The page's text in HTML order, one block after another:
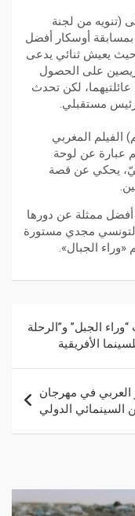
(تنويه من لجنة
أوسكار أفضل
حيث يعيش ثنائي يدعى
على الحصول
لكن تحدث
مستقبلي.
المغربي
عبارة عن لوحة
يحكي عن قصة
ممثلة عن دورها
الفنان التونسي مجدي مستورة
الجبال».
الجبل” و”الرحلة
العربي في مهرجان
السينمائي الدولي